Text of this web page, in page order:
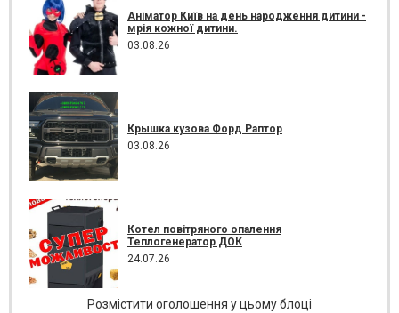
Аніматор Київ на день народження дитини -
мрія кожної дитини.
03.08.26
Крышка кузова Форд Раптор
03.08.26
Котел повітряного опалення
Теплогенератор ДОК
24.07.26
Розмістити оголошення у цьому блоці